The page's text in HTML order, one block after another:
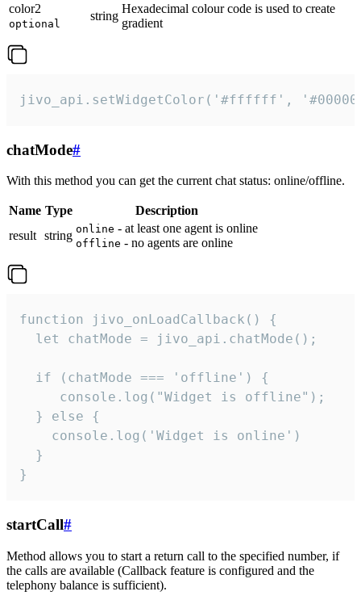
color2
optional
string
Hexadecimal colour code is used to create
gradient
jivo_api.setWidgetColor('#ffffff',
chatMode#
With this method you can get the current chat status: online/offline.
Name Type
Description
result string online - at least one agent is online
offline - no agents are online
function jivo_onLoadCallback() {
  let chatMode = jivo_api.chatMode();
  if (chatMode === 'offline') {
     console.log("Widget is offline");
  } else {
    console.log('Widget is online')
  }
}
startCall#
Method allows you to start a return call to the specified number, if
the calls are available (Callback feature is configured and the
telephony balance is sufficient).